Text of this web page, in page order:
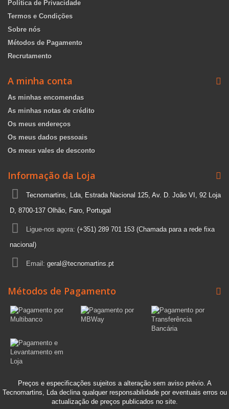
Política de Privacidade
Termos e Condições
Sobre nós
Métodos de Pagamento
Recrutamento
A minha conta
As minhas encomendas
As minhas notas de crédito
Os meus endereços
Os meus dados pessoais
Os meus vales de desconto
Informação da Loja
Tecnomartins, Lda, Estrada Nacional 125, Av. D. João VI, 92 Loja
D, 8700-137 Olhão, Faro, Portugal
Ligue-nos agora: (+351) 289 701 153 (Chamada para a rede fixa
nacional)
Email: geral@tecnomartins.pt
Métodos de Pagamento
Preços e especificações sujeitos a alteração sem aviso prévio. A
Tecnomartins, Lda declina qualquer responsabilidade por eventuais erros ou
actualização de preços publicados no site.